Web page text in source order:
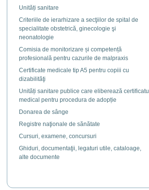
Unități sanitare
Criteriile de ierarhizare a secţiilor de spital de
specialitate obstetrică, ginecologie şi
neonatologie
Comisia de monitorizare și competență
profesională pentru cazurile de malpraxis
Certificate medicale tip A5 pentru copiii cu
dizabilităţi
Unități sanitare publice care eliberează certificatul
medical pentru procedura de adopție
Donarea de sânge
Registre naţionale de sănătate
Cursuri, examene, concursuri
Ghiduri, documentaţii, legaturi utile, cataloage,
alte documente